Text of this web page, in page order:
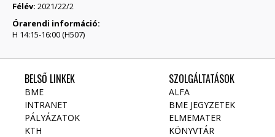
Félév: 2021/22/2
Órarendi információ:
H 14:15-16:00 (H507)
BELSŐ LINKEK
BME
INTRANET
PÁLYÁZATOK
KTH
SZOLGÁLTATÁSOK
ALFA
BME JEGYZETEK
ELMEMATER
KÖNYVTÁR